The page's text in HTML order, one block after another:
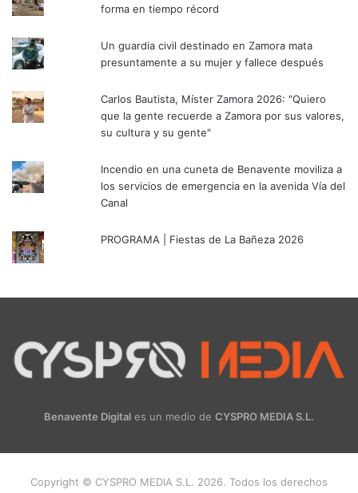
forma en tiempo récord
Un guardia civil destinado en Zamora mata
presuntamente a su mujer y fallece después
Carlos Bautista, Míster Zamora 2026: "Quiero
que la gente recuerde a Zamora por sus valores,
su cultura y su gente"
Incendio en una cuneta de Benavente moviliza a
los servicios de emergencia en la avenida Vía del
Canal
PROGRAMA | Fiestas de La Bañeza 2026
Benavente Digital es un medio de CYSPRO MEDIA S.L.
Copyright © CYSPRO MEDIA S.L. 2026. Todos los derechos